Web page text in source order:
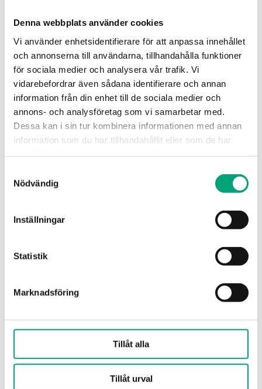
Denna webbplats använder cookies
Vi använder enhetsidentifierare för att anpassa innehållet
och annonserna till användarna, tillhandahålla funktioner
för sociala medier och analysera vår trafik. Vi
vidarebefordrar även sådana identifierare och annan
information från din enhet till de sociala medier och
annons- och analysföretag som vi samarbetar med.
Dessa kan i sin tur kombinera informationen med annan
information som du har tillhandahållit eller som de har
Nödvändig
Inställningar
Statistik
Marknadsföring
Tillåt alla
Tillåt urval
Specifikationer för
Användningsområden
Kyla, Ventilation,
Värme,
Fläktkonvektor
Tryckklass PN20
according to ISO
glykol)